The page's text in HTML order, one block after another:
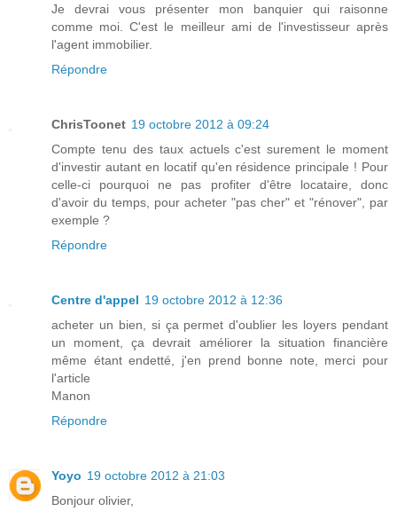
Je devrai vous présenter mon banquier qui raisonne
comme moi. C'est le meilleur ami de l'investisseur après
l'agent immobilier.
Répondre
ChrisToonet 19 octobre 2012 à 09:24
Compte tenu des taux actuels c'est surement le moment
d'investir autant en locatif qu'en résidence principale ! Pour
celle-ci pourquoi ne pas profiter d'être locataire, donc
d'avoir du temps, pour acheter "pas cher" et "rénover", par
exemple ?
Répondre
Centre d'appel 19 octobre 2012 à 12:36
acheter un bien, si ça permet d'oublier les loyers pendant
un moment, ça devrait améliorer la situation financière
même étant endetté, j'en prend bonne note, merci pour
l'article
Manon
Répondre
Yoyo 19 octobre 2012 à 21:03
Bonjour olivier,